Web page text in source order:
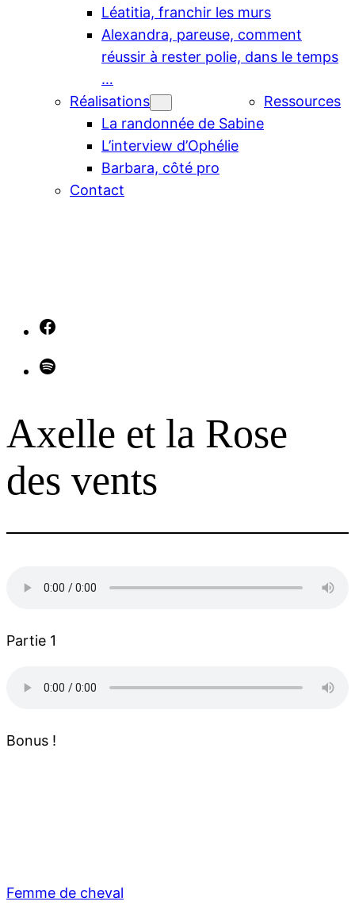
Léatitia, franchir les murs
Alexandra, pareuse, comment
réussir à rester polie, dans le temps
…
Réalisations
La randonnée de Sabine
L’interview d’Ophélie
Barbara, côté pro
Ressources
Contact
Axelle et la Rose
des vents
Partie 1
Bonus !
Femme de cheval